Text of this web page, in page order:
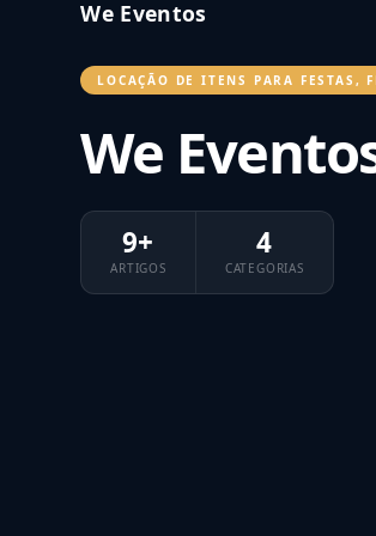
We Eventos
LOCAÇÃO DE ITENS PARA FESTAS,
We
9+
ARTIGOS
4
CATEGORIAS